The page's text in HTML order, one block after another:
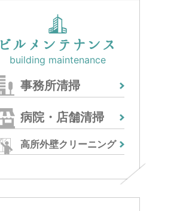
ビルメンテナンス
building maintenance
事務所清掃
病院・店舗清掃
高所外壁クリーニング